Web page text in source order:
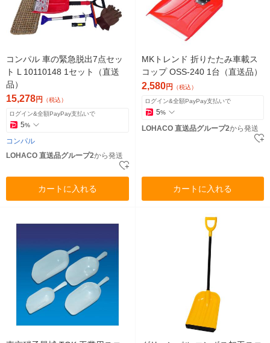
コンパル 車の緊急脱出7点セッ
ト L 10110148 1セット（直送
品）
15,278円 （税込）
ログイン&全額PayPay支払いで
5%
コンパル
LOHACO 直送品グループ2から発送
カートに入れる
MKトレンド 折りたたみ車載ス
コップ OSS-240 1台（直送品）
2,580円 （税込）
ログイン&全額PayPay支払いで
5%
LOHACO 直送品グループ2から発送
カートに入れる